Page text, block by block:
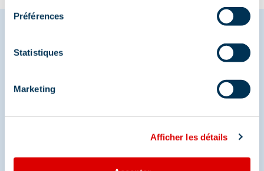
Préférences
Statistiques
Marketing
Afficher les détails
Deel je momenten in
Méribel